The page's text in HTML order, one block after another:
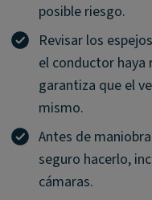
posible riesgo.
Revisar los
el conductor haya
garantiza que el
mismo.
Antes de
seguro hacerlo,
cámaras.